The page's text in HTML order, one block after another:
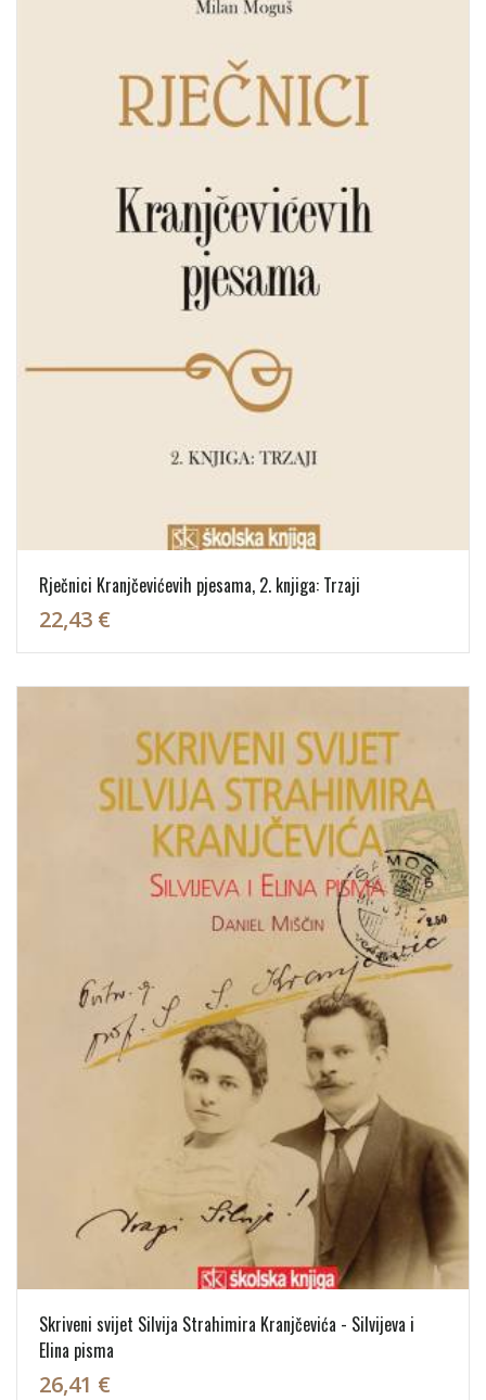
Rječnici Kranjčevićevih pjesama, 2. knjiga: Trzaji
22,43 €
Skriveni svijet Silvija Strahimira Kranjčevića - Silvijeva i
Elina pisma
26,41 €